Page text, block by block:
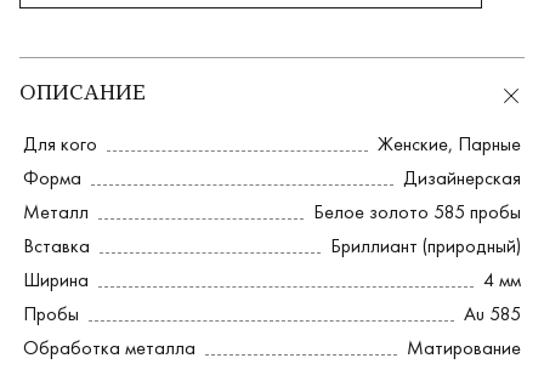
ОПИСАНИЕ
Для кого Женские, Парные
Форма
Дизайнерская
Металл
Белое золото 585 пробы
Вставка
Бриллиант (природный)
Ширина
4 мм
Пробы
Au 585
Обработка металла
Матирование